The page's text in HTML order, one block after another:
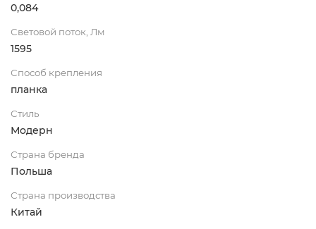
0,084
Световой поток, Лм
1595
Способ крепления
планка
Стиль
Модерн
Страна бренда
Польша
Страна производства
Китай